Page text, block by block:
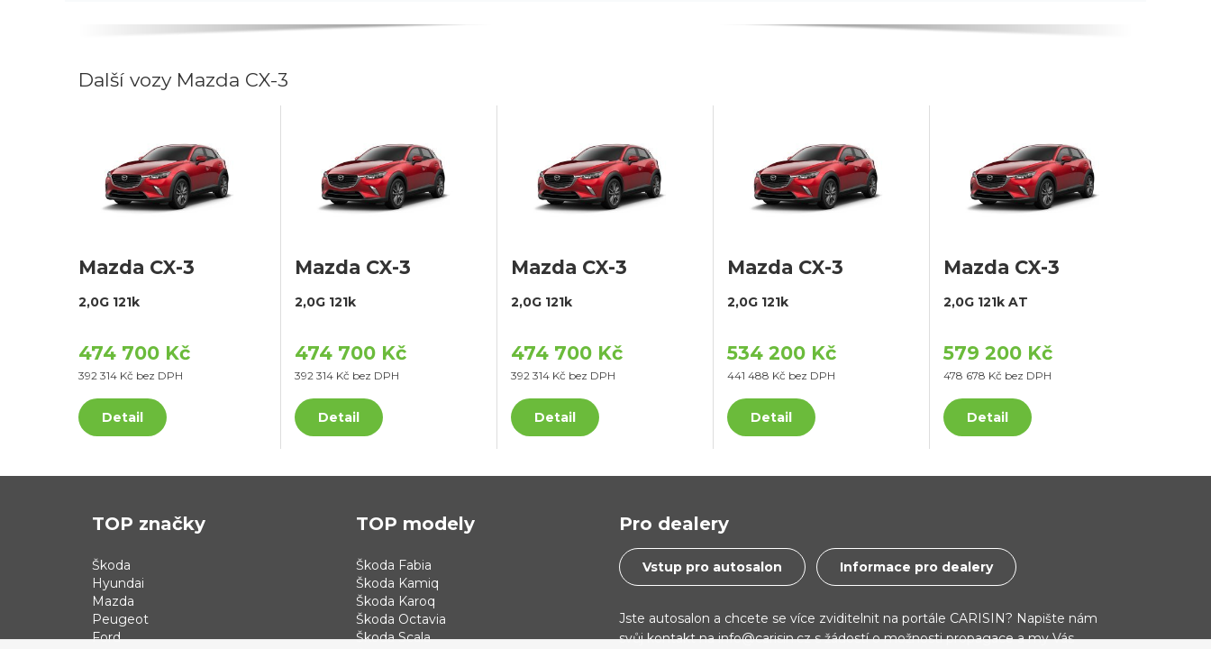
Další vozy Mazda CX-3
Mazda CX-3
2,0G 121k
474 700 Kč
392 314 Kč bez DPH
Detail
Mazda CX-3
2,0G 121k
474 700 Kč
392 314 Kč bez DPH
Detail
Mazda CX-3
2,0G 121k
474 700 Kč
392 314 Kč bez DPH
Detail
Mazda CX-3
2,0G 121k
534 200 Kč
441 488 Kč bez DPH
Detail
Mazda CX-3
2,0G 121k AT
579 200 Kč
478 678 Kč bez DPH
Detail
TOP značky
Škoda
Hyundai
Mazda
Peugeot
Ford
TOP modely
Škoda Fabia
Škoda Kamiq
Škoda Karoq
Škoda Octavia
Škoda Scala
Pro dealery
Vstup pro autosalon Informace pro dealery
Jste autosalon a chcete se více zviditelnit na portále CARISIN? Napište nám
svůj kontakt na info@carisin.cz s žádostí o možnosti propagace a my Vás